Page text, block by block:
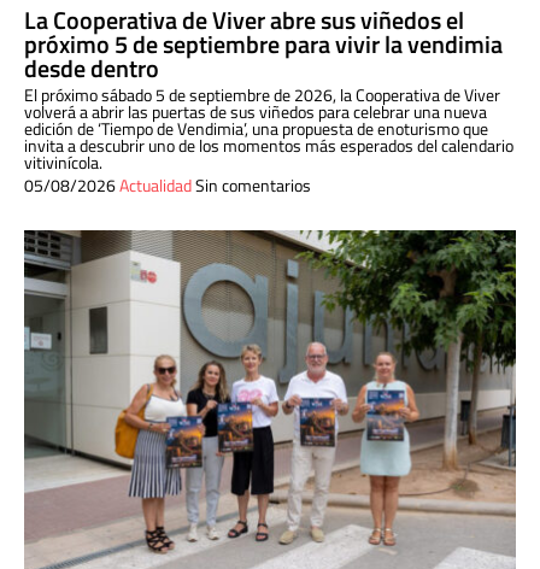
La Cooperativa de Viver abre sus viñedos el
próximo 5 de septiembre para vivir la vendimia
desde dentro
El próximo sábado 5 de septiembre de 2026, la Cooperativa de Viver
volverá a abrir las puertas de sus viñedos para celebrar una nueva
edición de ‘Tiempo de Vendimia’, una propuesta de enoturismo que
invita a descubrir uno de los momentos más esperados del calendario
vitivinícola.
05/08/2026ActualidadSin comentarios